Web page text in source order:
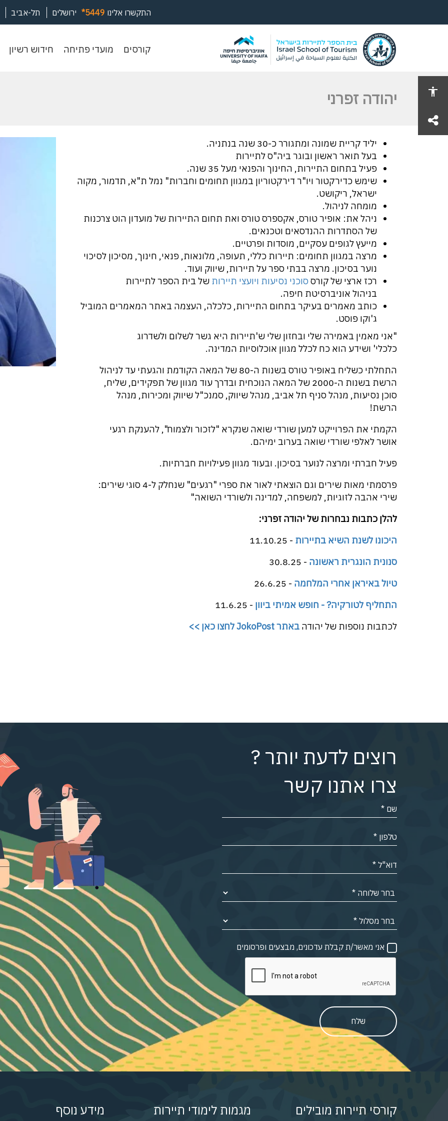
share
ירושלים תל-אביב התקשרו אלינו *5449
קורסים קורסים
מועדי פתיחה מועדי
חידוש רשיון
יהודה זפרני
יליד קריית שמונה ומתגורר כ-30 שנה בנתניה.
בעל תואר ראשון ובוגר ביה"ס לתיירות
פעיל בתחום התיירות, החינוך והפנאי מעל 35 שנה.
שימש כדירקטור ויו"ר דירקטוריון במגוון תחומים וחברות" נמל ת"א, תדמור, מקוה
ישראל, ריקושט.
מומחה לניהול.
ניהל את: אופיר טורס, אקספרס טורס ואת תחום התיירות של מועדון הוט צרכנות
של הסתדרות ההנדסאים וטכנאים.
מייעץ לגופים עסקיים, מוסדות ופרטיים.
מרצה במגוון תחומים: תיירות כללי, תעופה, מלונאות, פנאי, חינוך, מסיכון לסיכוי
נוער בסיכון. מרצה בבתי ספר על תיירות, שיווק ועוד.
רכז ארצי של קורססוכני נסיעות ויועצי תיירות של בית הספר לתיירות
בניהול אוניברסיטת חיפה.
כותב מאמרים בעיקר בתחום התיירות, כלכלה, העצמה באתר המאמרים המוביל
ג'וקו פוסט.
"אני מאמין באמירה שלי ובחזון שלי ש'תיירות היא גשר לשלום ולשדרוג
כלכלי' ושידע הוא כח לכלל מגוון אוכלוסיות המדינה.
התחלתי כשליח באופיר טורס בשנות ה-80 של המאה הקודמת והגעתי עד לניהול
הרשת בשנות ה-2000 של המאה הנוכחית ובדרך עוד מגוון של תפקידים, שליח,
סוכן נסיעות, מנהל סניף תל אביב, מנהל שיווק, סמנכ"ל שיווק ומכירות, מנהל
הרשת!
הקמתי את הפרוייקט למען שורדי שואה שנקרא "לזכור ולצמוח", להענקת רגעי
אושר לאלפי שורדי שואה בערוב ימיהם.
פעיל חברתי ומרצה לנוער בסיכון. ובעוד מגוון פעילויות חברתיות.
פרסמתי מאות שירים וגם הוצאתי לאור את ספרי "רגעים" שנחלק ל-4 סוגי שירים:
שירי אהבה לזוגיות, למשפחה, למדינה ולשורדי השואה"
להלן כתבות נבחרות של יהודה זפרני:
היכונו לשנת השיא בתיירות - 11.10.25
סנונית הונגרית ראשונה - 30.8.25
טיול באיראן אחרי המלחמה - 26.6.25
התחליף לטורקיה? - חופש אמיתי ביוון - 11.6.25
לכתבות נוספות של יהודה באתר JokoPost לחצו כאן >>
רוצים לדעת יותר ?
צרו אתנו קשר
אני מאשר/ת קבלת עדכונים, מבצעים ופרסומים
שלח
קורסי תיירות מובילים מגמות לימודי תיירות מידע נוסף